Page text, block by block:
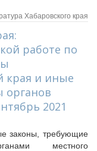
Хабаровского края
работе по
края и иные
органов
2021
законы, требующие
местного